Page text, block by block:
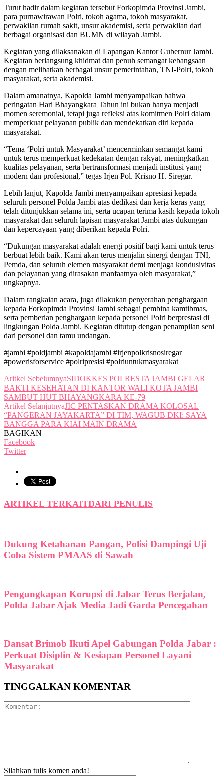
Turut hadir dalam kegiatan tersebut Forkopimda Provinsi Jambi,
para purnawirawan Polri, tokoh agama, tokoh masyarakat,
perwakilan rumah sakit, unsur akademisi, serta perwakilan dari
berbagai organisasi dan BUMN di wilayah Jambi.
Kegiatan yang dilaksanakan di Lapangan Kantor Gubernur Jambi.
Kegiatan berlangsung khidmat dan penuh semangat kebangsaan
dengan melibatkan berbagai unsur pemerintahan, TNI-Polri, tokoh
masyarakat, serta akademisi.
Dalam amanatnya, Kapolda Jambi menyampaikan bahwa
peringatan Hari Bhayangkara Tahun ini bukan hanya menjadi
momen seremonial, tetapi juga refleksi atas komitmen Polri dalam
memperkuat pelayanan publik dan mendekatkan diri kepada
masyarakat.
“Tema ‘Polri untuk Masyarakat’ mencerminkan semangat kami
untuk terus memperkuat kedekatan dengan rakyat, meningkatkan
kualitas pelayanan, serta bertransformasi menjadi institusi yang
modern dan profesional,” tegas Irjen Pol. Krisno H. Siregar.
Lebih lanjut, Kapolda Jambi menyampaikan apresiasi kepada
seluruh personel Polda Jambi atas dedikasi dan kerja keras yang
telah ditunjukkan selama ini, serta ucapan terima kasih kepada tokoh
masyarakat dan seluruh lapisan masyarakat Jambi atas dukungan
dan kepercayaan yang diberikan kepada Polri.
“Dukungan masyarakat adalah energi positif bagi kami untuk terus
berbuat lebih baik. Kami akan terus menjalin sinergi dengan TNI,
Pemda, dan seluruh elemen masyarakat demi menjaga kondusivitas
dan pelayanan yang dirasakan manfaatnya oleh masyarakat,”
ungkapnya.
Dalam rangkaian acara, juga dilakukan penyerahan penghargaan
kepada Forkopimda Provinsi Jambi sebagai pembina kamtibmas,
serta pemberian penghargaan kepada personel Polri berprestasi di
lingkungan Polda Jambi. Kegiatan ditutup dengan penampilan seni
dari personel dan tamu undangan.
#jambi #poldjambi #kapoldajambi #irjenpolkrisnosiregar
#powerisforservice #polripresisi #polriuntukmasyarakat
Aritkel SebelumnyaSIDOKKES POLRESTA JAMBI GELAR
BAKTI KESEHATAN DI KANTOR WALI KOTA JAMBI
SAMBUT HUT BHAYANGKARA KE-79
Artikel SelanjutnyaJIC PENTASKAN DRAMA KOLOSAL
“PANGERAN JAYAKARTA” DI TIM, WAGUB DKI: SAYA
BANGGA PARA KIAI MAIN DRAMA
BAGIKAN
Facebook
Twitter
ARTIKEL TERKAITDARI PENULIS
Dukung Ketahanan Pangan, Polisi Dampingi Uji
Coba Sistem PMAAS di Sawah
Pengungkapan Korupsi di Jabar Terus Berjalan,
Polda Jabar Ajak Media Jadi Garda Pencegahan
Dansat Brimob Ikuti Apel Gabungan Polda Jabar :
Perkuat Disiplin & Kesiapan Personel Layani
Masyarakat
TINGGALKAN KOMENTAR
Silahkan tulis komen anda!